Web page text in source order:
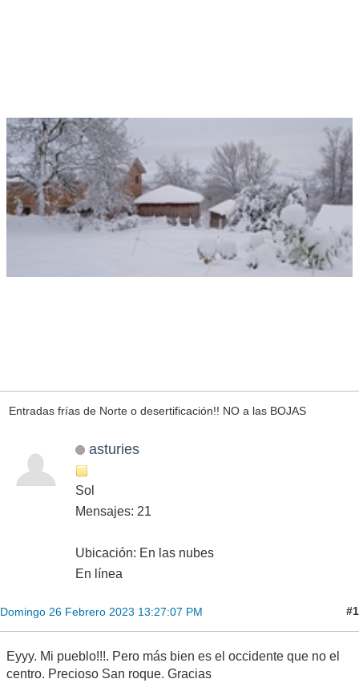
Entradas frías de Norte o desertificación!! NO a las BOJAS
asturies
Sol
Mensajes: 21
Ubicación: En las nubes
En línea
Domingo 26 Febrero 2023 13:27:07 PM #1
Eyyy. Mi pueblo!!!. Pero más bien es el occidente que no el
centro. Precioso San roque. Gracias